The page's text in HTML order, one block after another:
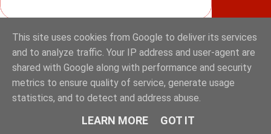
ΦΟΥΝΤΑΣ
This site uses cookies from Google to deliver its services
and to analyze traffic. Your IP address and user-agent are
shared with Google along with performance and security
metrics to ensure quality of service, generate usage
statistics, and to detect and address abuse.
LEARN MORE GOT IT